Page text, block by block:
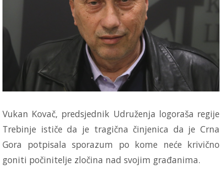
Vukan Kovač, predsjednik Udruženja logoraša regije
Trebinje ističe da je tragična činjenica da je Crna
Gora potpisala sporazum po kome neće krivično
goniti počinitelje zločina nad svojim građanima.